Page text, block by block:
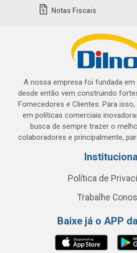
Notas Fiscais
A nossa empresa foi fundada em
desde então vem construindo
Fornecedores e Clientes. Para
em políticas comerciais
busca de sempre trazer o
colaboradores e principalmente,
Política de
Trabalhe
Baixe já o APP